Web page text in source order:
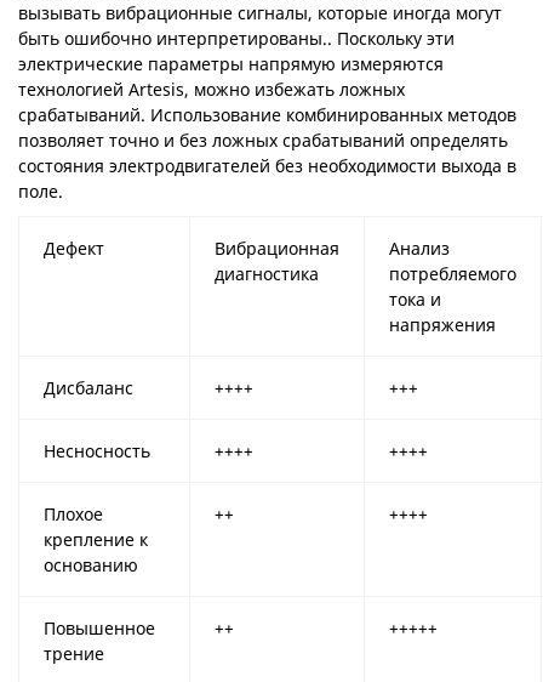
вызывать вибрационные сигналы, которые иногда могут
быть ошибочно интерпретированы.. Поскольку эти
электрические параметры напрямую измеряются
технологией Artesis, можно избежать ложных
срабатываний. Использование комбинированных методов
позволяет точно и без ложных срабатываний определять
состояния электродвигателей без необходимости выхода в
поле.
Дефект
Вибрационная
диагностика
Анализ
потребляемого
тока и
напряжения
Дисбаланс ++++ +++
Несносность ++++ ++++
Плохое
крепление к
основанию
++ ++++
Повышенное
трение
++ +++++